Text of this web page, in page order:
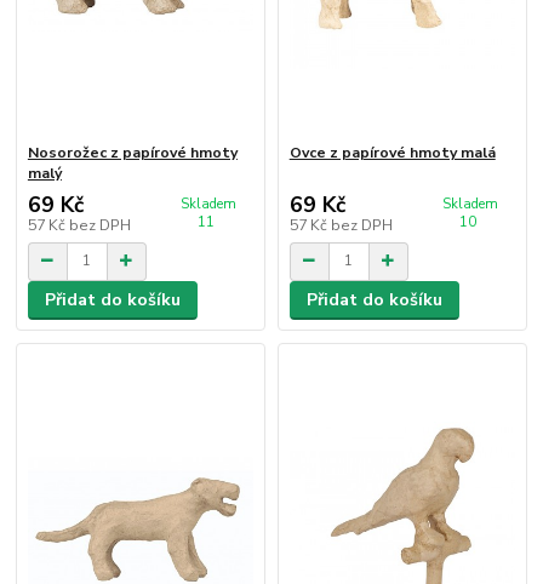
Nosorožec z papírové hmoty
malý
69 Kč
57 Kč bez DPH
Skladem
11
Přidat do košíku
Ovce z papírové hmoty malá
69 Kč
57 Kč bez DPH
Skladem
10
Přidat do košíku